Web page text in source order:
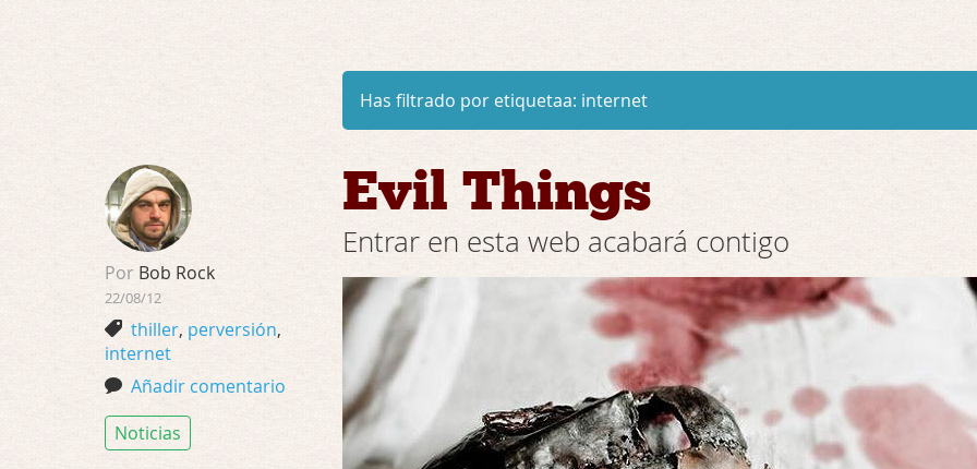
Has filtrado por etiquetaa: internet
Evil Things
Entrar en esta web acabará contigo
Por Bob Rock
22/08/12
thiller, perversión,
internet
Añadir comentario
Noticias